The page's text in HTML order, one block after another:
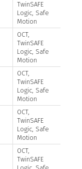
TwinSAFE
Logic, Safe
Motion
OCT,
TwinSAFE
Logic, Safe
Motion
OCT,
TwinSAFE
Logic, Safe
Motion
OCT,
TwinSAFE
Logic, Safe
Motion
OCT,
TwinSAFE